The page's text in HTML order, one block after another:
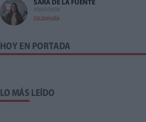
SARA DE LA FUENTE
PERIODISTA
Ver biografía
HOY EN PORTADA
LO MÁS LEÍDO